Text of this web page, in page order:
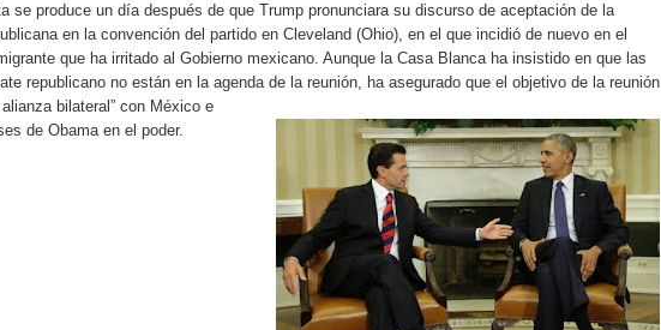
obra relleno sanitario y se reúne con alcalde San Cristóbal
de magnitud 7,1 en Japón
que con Presupuesto Complementario gobierno endeuda país con
se produce un día después de que Trump pronunciara su discurso de aceptación de la
en la convención del partido en Cleveland (Ohio), en el que incidió de nuevo en el
que ha irritado al Gobierno mexicano. Aunque la Casa Blanca ha insistido en que las
republicano no están en la agenda de la reunión, ha asegurado que el objetivo de la reunión
bilateral” con México e
de Obama en el poder.